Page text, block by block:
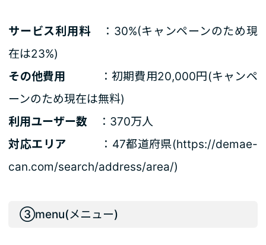
サービス利用料：30%(キャンペーンのため現
在は23%)
その他費用
：初期費用20,000円(キャンペ
ーンのため現在は無料)
利用ユーザー数 ：370万人
対応エリア ：47都道府県(https://demae-
can.com/search/address/area/)
③menu(メニュー)